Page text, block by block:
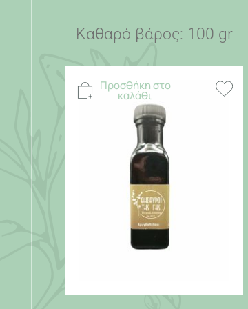
Καθαρό βάρος: 100 gr
Προσθήκη στο
καλάθι